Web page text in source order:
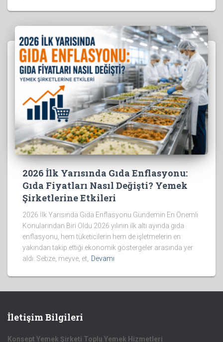
2026 İlk Yarısında Gıda Enflasyonu:
Gıda Fiyatları Nasıl Değişti? Yemek
Şirketlerine Etkileri
2026 İlk Yarısında Gıda Enflasyonu Gündemin En Önemli
Konularından Biri Oldu 2026 yılının ilk altı ayında gıda
enflasyonu, hem tüketicilerin hem de işletmelerin en
yakından takip ettiği ekonomik göstergeler arasında yer
aldı. Sebze, meyve, et, Devamı
İletişim Bilgileri
Konsept Yemek Şirketi Toplu Yemek Hizmetleri